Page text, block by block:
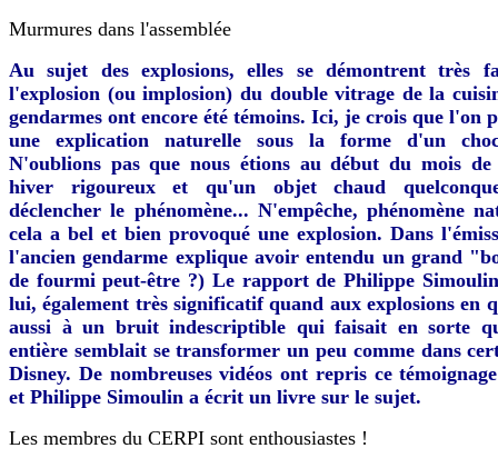
Murmures dans l'assemblée
Au sujet des explosions, elles se démontrent très
l'explosion (ou implosion) du double vitrage de la
gendarmes ont encore été témoins. Ici, je crois que l'on
une explication naturelle sous la forme d'un
N'oublions pas que nous étions au début du mois
hiver rigoureux et qu'un objet chaud
déclencher le phénomène... N'empêche, phénomène
cela a bel et bien provoqué une explosion. Dans
l'ancien gendarme explique avoir entendu un grand
de fourmi peut-être ?) Le rapport de Philippe
lui, également très significatif quand aux explosions en
aussi à un bruit indescriptible qui faisait en sorte
entière semblait se transformer un peu comme dans
Disney. De nombreuses vidéos ont repris ce
et Philippe Simoulin a écrit un livre sur le sujet.
Les membres du CERPI sont enthousiastes !